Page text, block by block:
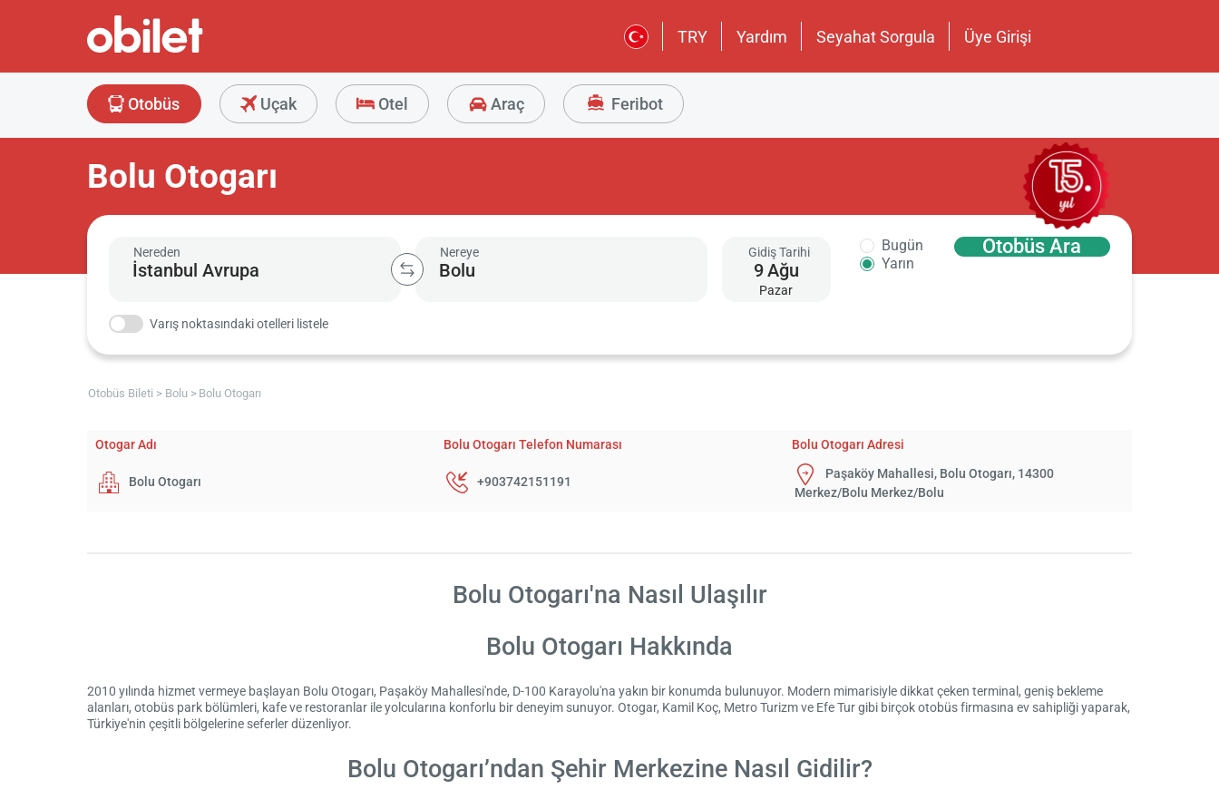
TRY Yardım Seyahat Sorgula Üye Girişi
Otobüs Uçak Otel Araç Feribot
Bolu Otogarı
Nereden Nereye Gidiş Tarihi
9Ağu
Pazar
Bugün
Yarın
Otobüs Ara
Varış noktasındaki otelleri listele
Otobüs Bileti Bolu Bolu Otogarı
Otogar Adı Bolu Otogarı Telefon Numarası Bolu Otogarı Adresi
Bolu Otogarı +903742151191
Paşaköy Mahallesi, Bolu Otogarı, 14300
Merkez/Bolu Merkez/Bolu
Bolu Otogarı'na Nasıl Ulaşılır
Bolu Otogarı Hakkında
2010 yılında hizmet vermeye başlayan ​Bolu Otogarı, Paşaköy Mahallesi'nde, D-100 Karayolu'na yakın bir konumda bulunuyor. Modern mimarisiyle dikkat çeken terminal, geniş bekleme
alanları, otobüs park bölümleri, kafe ve restoranlar ile yolcularına konforlu bir deneyim sunuyor. Otogar, Kamil Koç, Metro Turizm ve Efe Tur gibi birçok otobüs firmasına ev sahipliği yaparak,
Türkiye'nin çeşitli bölgelerine seferler düzenliyor.
Bolu Otogarı’ndan Şehir Merkezine Nasıl Gidilir?